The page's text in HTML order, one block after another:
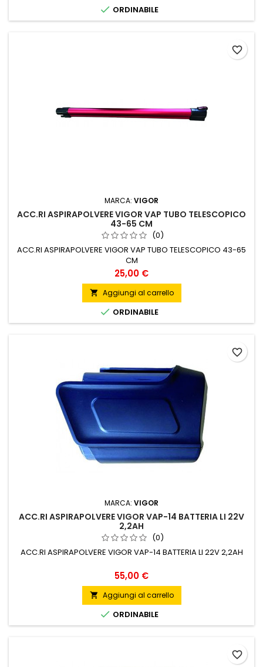
 ORDINABILE
MARCA: VIGOR
ACC.RI ASPIRAPOLVERE VIGOR VAP TUBO TELESCOPICO
43-65 CM
(0)
ACC.RI ASPIRAPOLVERE VIGOR VAP TUBO TELESCOPICO 43-65
CM
Prezzo
25,00 €
 Aggiungi al carrello
 ORDINABILE
favorite_border
MARCA: VIGOR
ACC.RI ASPIRAPOLVERE VIGOR VAP-14 BATTERIA LI 22V
2,2AH
(0)
ACC.RI ASPIRAPOLVERE VIGOR VAP-14 BATTERIA LI 22V 2,2AH
Prezzo
55,00 €
 Aggiungi al carrello
 ORDINABILE
favorite_border
favorite_border